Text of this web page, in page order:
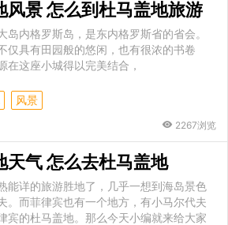
风景 怎么到杜马盖地旅游
岛内格罗斯岛，是东内格罗斯省的省会。
仅具有田园般的悠闲，也有很浓的书卷
在这座小城得以完美结合，
风景
2267浏览
天气 怎么去杜马盖地
能详的旅游胜地了，几乎一想到海岛景色
。而菲律宾也有一个地方，有小马尔代夫
宾的杜马盖地。那么今天小编就来给大家